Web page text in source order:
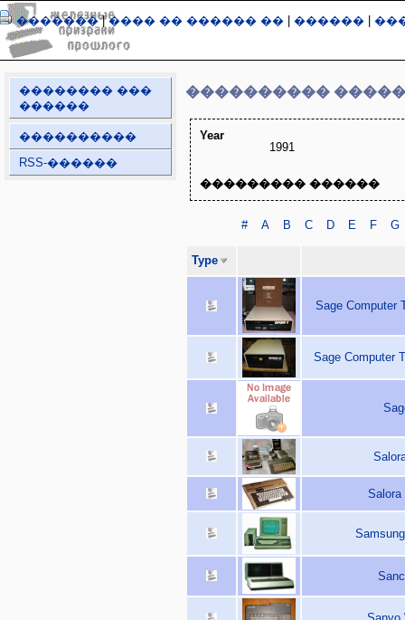
�������|���� �� ������ �� ������
�������� ���
������
����������
RSS-������
����������
Year
1991
��������� ������
# A B C D E F G
Type
Sage Computer
Sage Computer
Salora